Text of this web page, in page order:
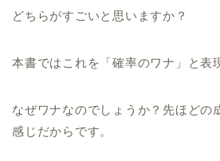
どちらがすごいと思いますか？
本書ではこれを「確率のワナ」と表
なぜワナなのでしょうか？先ほどの
感じだからです。